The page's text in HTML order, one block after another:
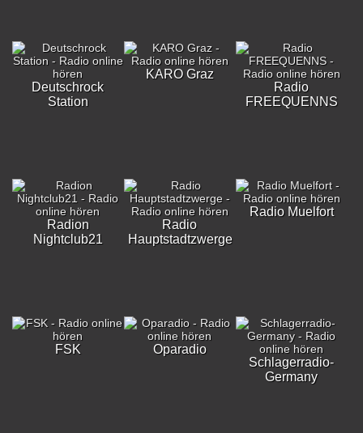
Deutschrock
Station
KARO Graz
Radio
FREEQUENNS
Radion
Nightclub21
Radio
Hauptstadtzwerge
Radio Muelfort
FSK
Oparadio
Schlagerradio-
Germany